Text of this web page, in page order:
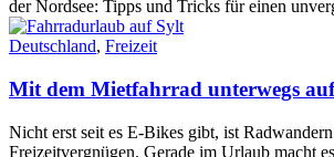
der Nordsee: Tipps und Tricks für einen
Deutschland, Freizeit
Mit dem Mietfahrrad unterwegs
Nicht erst seit es E-Bikes gibt, ist
Freizeitvergnügen. Gerade im Urlaub macht